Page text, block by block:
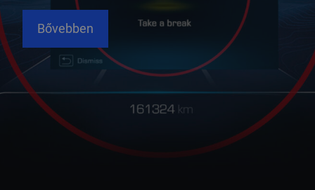
Bővebben